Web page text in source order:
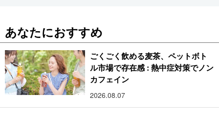
あなたにおすすめ
ごくごく飲める麦茶、ペットボト
ル市場で存在感 : 熱中症対策でノン
カフェイン
2026.08.07